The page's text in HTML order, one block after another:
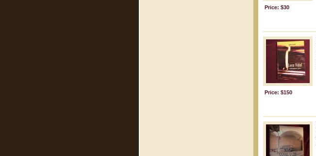
Price: $30
Price: $150